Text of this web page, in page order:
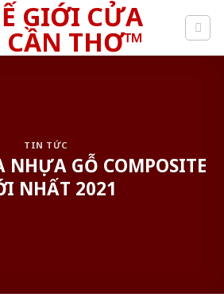
TIN TỨC
NHỰA GỖ COMPOSITE
NHẤT 2021